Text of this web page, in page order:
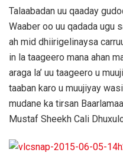
Talaabadan uu qaaday
Waaber oo uu qadada ugu
ah mid dhiirigelinaysa
in la taageero mana ahan
araga la’ uu taageero u
taaban karo u muujiyay
mudane ka tirsan
Mustaf Sheekh Cali